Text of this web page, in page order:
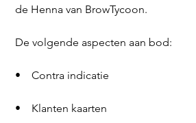
de Henna van BrowTycoon.
De volgende aspecten aan bod:
•    Contra indicatie
•    Klanten kaarten